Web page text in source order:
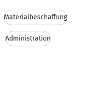
Materialbeschaffung
Administration